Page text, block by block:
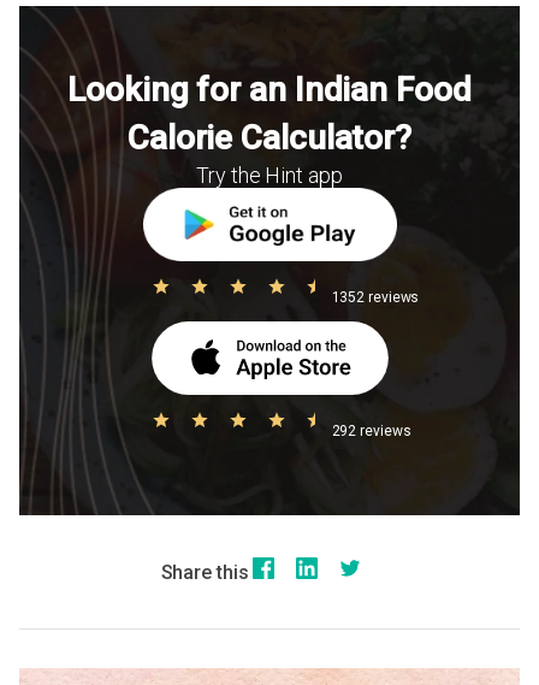
Looking for an Indian Food
Calorie Calculator?
Try the Hint app
1352 reviews
292 reviews
Share this